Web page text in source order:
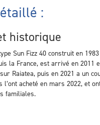
:
historique
Sun Fizz 40 construit en
la France, est arrivé en
Raiatea, puis en 2021 a un
acheté en mars 2022, et
familiales.